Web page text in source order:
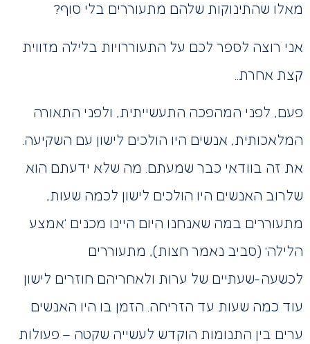
מאלו שהתינוקות שלהם מתעוררים בלי סוף?
אני רוצה לספר לכם על התעוררויות בלילה מזווית
קצת אחרת..
פעם, לפני המהפכה התעשייתית, ולפני התאורה
המלאכותית, אנשים היו הולכים לישון עם השקיעה.
את זה בוודאי כבר שמעתם. מה שלא ידעתם הוא
שלרוב האנשים היו הולכים לישון לכמה שעות,
מתעוררים במה שאנחנו היום היינו מכנים ‘אמצע
הלילה’ (סביב נאמר חצות), מתעוררים
לכשעה-שעתיים של ערות ולאחריהם חוזרים לישון
עוד כמה שעות עד הזריחה. הזמן בו היו האנשים
ערים בין התנומות הוקדש לעשייה שקטה – פעולות